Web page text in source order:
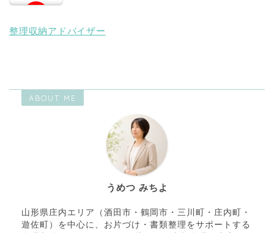
整理収納アドバイザー
ABOUT ME
うめつ みちよ
山形県庄内エリア（酒田市・鶴岡市・三川町・庄内町・
遊佐町）を中心に、お片づけ・書類整理をサポートする